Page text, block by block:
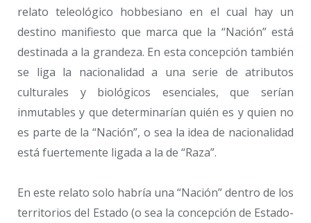
relato teleológico hobbesiano en el cual hay un
destino manifiesto que marca que la “Nación” está
destinada a la grandeza. En esta concepción también
se liga la nacionalidad a una serie de atributos
culturales y biológicos esenciales, que serían
inmutables y que determinarían quién es y quien no
es parte de la “Nación”, o sea la idea de nacionalidad
está fuertemente ligada a la de “Raza”.
En este relato solo habría una “Nación” dentro de los
territorios del Estado (o sea la concepción de Estado-